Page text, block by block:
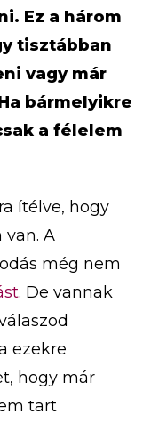
Ez a három
tisztábban
vagy már
bármelyikre
a félelem
ítélve, hogy
van. A
még nem
. De vannak
ezekre
hogy már
tart